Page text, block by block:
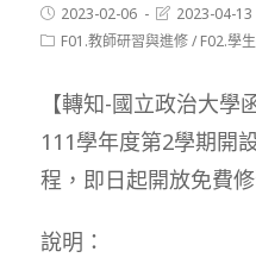
Post
published:
2023-02-06
Post
last
modified:
2023-04-13
PostF01.教師研習與進修/ F02.學
【轉知-國立政治大學
111學年度第2學期開
程，即日起開放免費
說明：